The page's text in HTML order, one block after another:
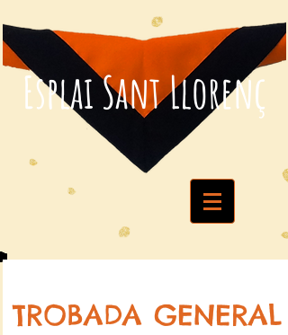
Esplai Sant Llorenç
TROBADA GENERAL